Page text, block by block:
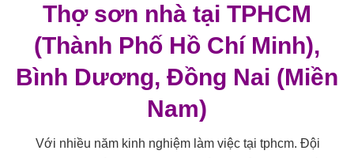
Thợ sơn nhà tại TPHCM
(Thành Phố Hồ Chí Minh),
Bình Dương, Đồng Nai (Miền
Nam)
Với nhiều năm kinh nghiệm làm việc tại tphcm. Đội